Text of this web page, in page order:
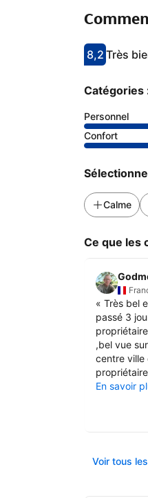
Avec une
8,2
très bien
Très
Catégories
Personnel
Confort
Calme
Ce que les
« Très bel
passé 3
,bel vue
centre ville
En savoir
Voir tous